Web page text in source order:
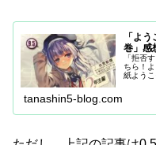
「よ
巻」感
「拒否
ちら！
紙よう
tanashin5-blog.com